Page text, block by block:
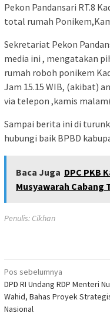
Pekon Pandansari RT.8
total rumah
Sekretariat Pekon
media ini , mengatakan
rumah roboh ponikem
Jam 15.15 WIB, (akibat)
via telepon ,kamis
Sampai berita ini di
hubungi baik BPBD
Baca Juga DPC PKB
Musyawarah Cabang
Penulis: Cikhan
Navigasi
pos
Pos sebelumnya
DPD RI Undang RDP Menteri
Wahid, Bahas Proyek
Nasional